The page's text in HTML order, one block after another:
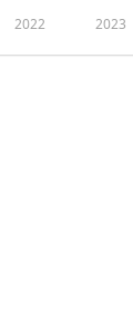
2022 2023